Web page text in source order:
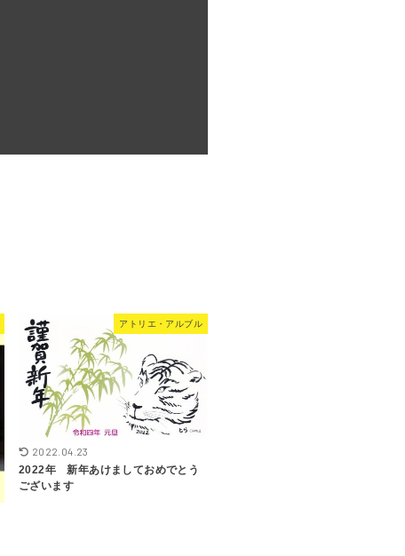
アトリエ・アルブル
2022.04.23
2022年 新年あけましておめでとう
ございます